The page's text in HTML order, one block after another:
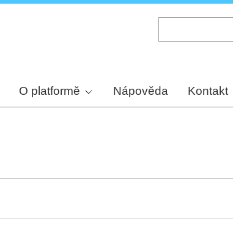
O platformě Nápověda Kontakt